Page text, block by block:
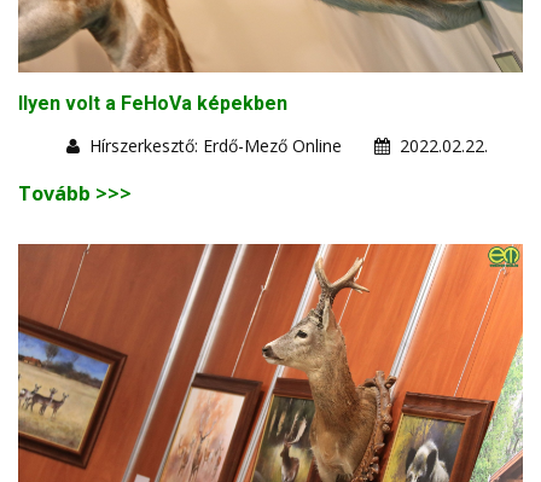
Ilyen volt a FeHoVa képekben
Hírszerkesztő: Erdő-Mező Online
2022.02.22.
Tovább >>>